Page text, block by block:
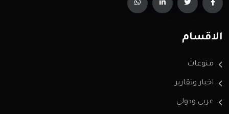
الاقسام
منوعات
اخبار وتقارير
عربي ودولي